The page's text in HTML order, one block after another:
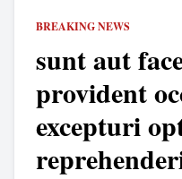
BREAKING NEWS
sunt aut
provident
excepturi